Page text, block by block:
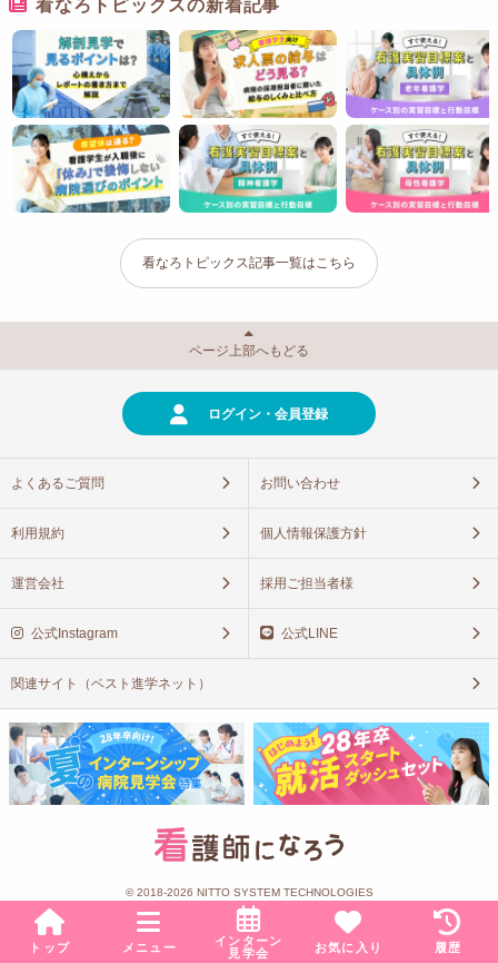
トップ メニュー
インターン
見学会
お気に入り 履歴
看なろトピックスの新着記事
看なろトピックス記事一覧はこちら
ページ上部へもどる
ログイン・会員登録
よくあるご質問 お問い合わせ
利用規約 個人情報保護方針
運営会社 採用ご担当者様
公式Instagram 公式LINE
関連サイト（ベスト進学ネット）
© 2018-2026 NITTO SYSTEM TECHNOLOGIES